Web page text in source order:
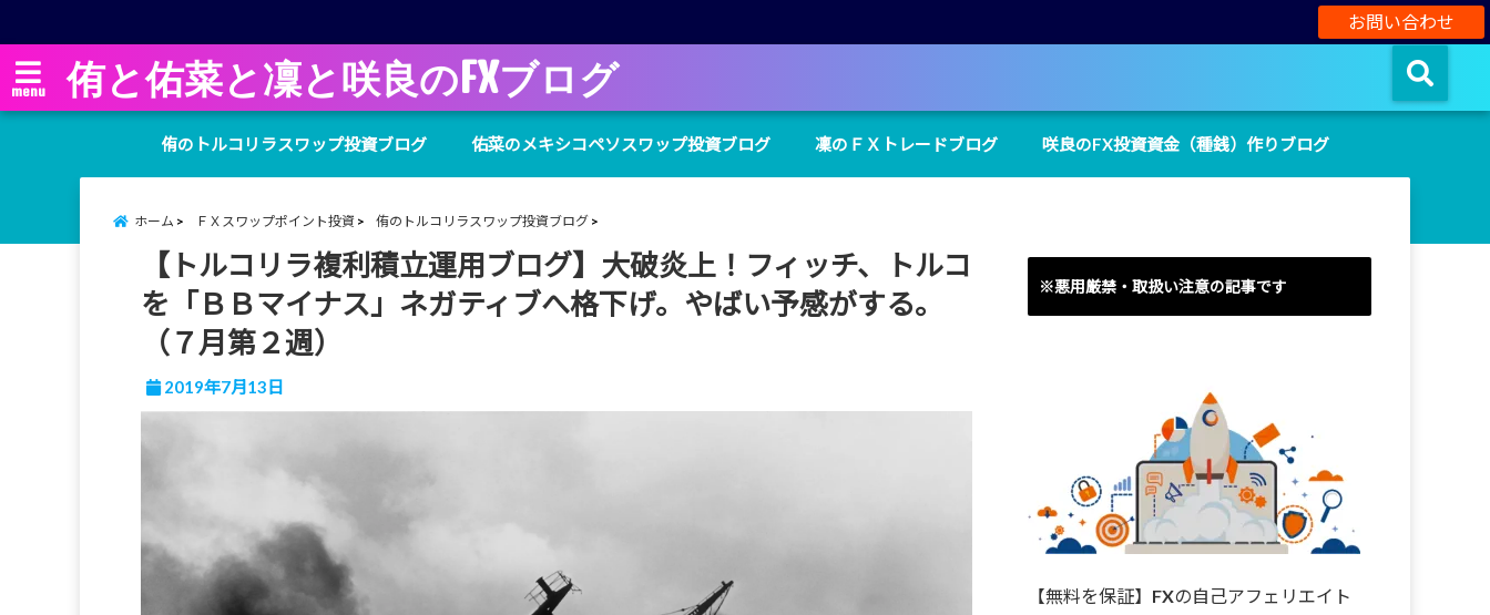
お問い合わせ
menu 侑と佑菜と凜と咲良のFXブログ
侑のトルコリラスワップ投資ブログ 佑菜のメキシコペソスワップ投資ブログ 凜のＦＸトレードブログ 咲良のFX投資資金（種銭）作りブログ
ホーム ＦＸスワップポイント投資 侑のトルコリラスワップ投資ブログ
【トルコリラ複利積立運用ブログ】大破炎上！フィッチ、トルコ
を「ＢＢマイナス」ネガティブへ格下げ。やばい予感がする。
（７月第２週）
2019年7月13日
※悪用厳禁・取扱い注意の記事です
【無料を保証】FXの自己アフェリエイト